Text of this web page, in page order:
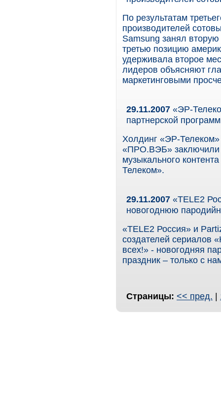
По результатам
производителей
Samsung занял
третью позицию
удерживала второе
лидеров объясняют
маркетинговыми
29.11.2007 «ЭР-
партнерской
Холдинг «ЭР-
«ПРО.ВЭБ» заключили
музыкального
Телеком».
29.11.2007 «TELE2
новогоднюю
«TELE2 Россия» и
создателей сериалов
всех!» - новогодняя
праздник – только с
Страницы: << пред. |